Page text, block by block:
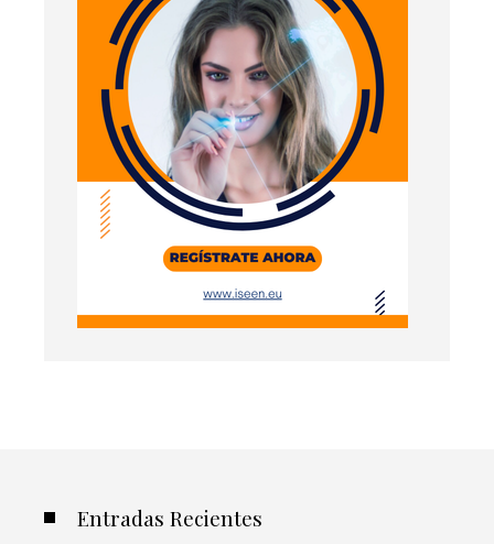
Entradas Recientes